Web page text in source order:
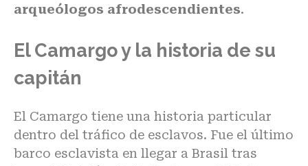
arqueólogos afrodescendientes.
El Camargo y la historia de su
capitán
El Camargo tiene una historia particular
dentro del tráfico de esclavos. Fue el último
barco esclavista en llegar a Brasil tras